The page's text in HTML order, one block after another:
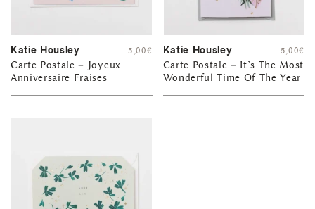
Katie Housley
Carte Postale – Joyeux
Anniversaire Fraises
5,00€ Katie Housley
Carte Postale – It’s The Most
Wonderful Time Of The Year
5,00€